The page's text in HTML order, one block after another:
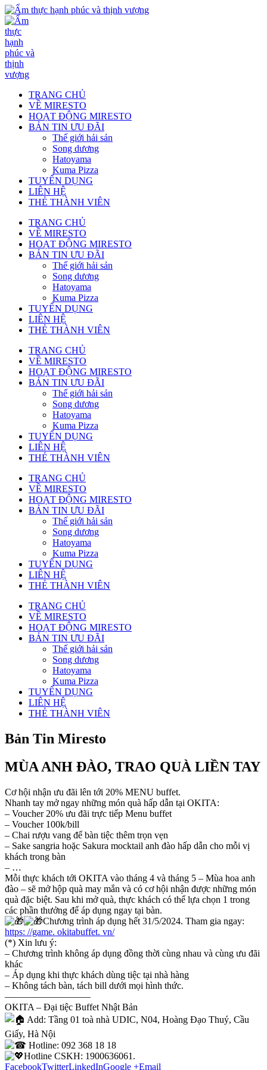
TRANG CHỦ
VỀ MIRESTO
HOẠT ĐỘNG MIRESTO
BẢN TIN ƯU ĐÃI
Thế giới hải sản
Song dương
Hatoyama
Kuma Pizza
TUYỂN DỤNG
LIÊN HỆ
THẺ THÀNH VIÊN
TRANG CHỦ
VỀ MIRESTO
HOẠT ĐỘNG MIRESTO
BẢN TIN ƯU ĐÃI
Thế giới hải sản
Song dương
Hatoyama
Kuma Pizza
TUYỂN DỤNG
LIÊN HỆ
THẺ THÀNH VIÊN
TRANG CHỦ
VỀ MIRESTO
HOẠT ĐỘNG MIRESTO
BẢN TIN ƯU ĐÃI
Thế giới hải sản
Song dương
Hatoyama
Kuma Pizza
TUYỂN DỤNG
LIÊN HỆ
THẺ THÀNH VIÊN
TRANG CHỦ
VỀ MIRESTO
HOẠT ĐỘNG MIRESTO
BẢN TIN ƯU ĐÃI
Thế giới hải sản
Song dương
Hatoyama
Kuma Pizza
TUYỂN DỤNG
LIÊN HỆ
THẺ THÀNH VIÊN
TRANG CHỦ
VỀ MIRESTO
HOẠT ĐỘNG MIRESTO
BẢN TIN ƯU ĐÃI
Thế giới hải sản
Song dương
Hatoyama
Kuma Pizza
TUYỂN DỤNG
LIÊN HỆ
THẺ THÀNH VIÊN
Bản Tin Miresto
MÙA ANH ĐÀO, TRAO QUÀ LIỀN TAY
Cơ hội nhận ưu đãi lên tới 20% MENU buffet.
Nhanh tay mở ngay những món quà hấp dẫn tại OKITA:
– Voucher 20% ưu đãi trực tiếp Menu buffet
– Voucher 100k/bill
– Chai rượu vang để bàn tiệc thêm trọn vẹn
– Sake sangria hoặc Sakura mocktail anh đào hấp dẫn cho mỗi vị
khách trong bàn
– …
Mỗi thực khách tới OKITA vào tháng 4 và tháng 5 – Mùa hoa anh
đào – sẽ mở hộp quà may mắn và có cơ hội nhận được những món
quà đặc biệt. Sau khi mở quà, thực khách có thể lựa chọn 1 trong
các phần thưởng để áp dụng ngay tại bàn.
Chương trình áp dụng hết 31/5/2024. Tham gia ngay:
https: //game. okitabuffet. vn/
(*) Xin lưu ý:
– Chương trình không áp dụng đồng thời cùng nhau và cùng ưu đãi
khác
– Áp dụng khi thực khách dùng tiệc tại nhà hàng
– Không tách bàn, tách bill dưới mọi hình thức.
—————————
OKITA – Đại tiệc Buffet Nhật Bản
Add: Tầng 01 toà nhà UDIC, N04, Hoàng Đạo Thuý, Cầu
Giấy, Hà Nội
Hotline: 092 368 18 18
Hotline CSKH: 1900636061.
FacebookTwitterLinkedInGoogle +Email